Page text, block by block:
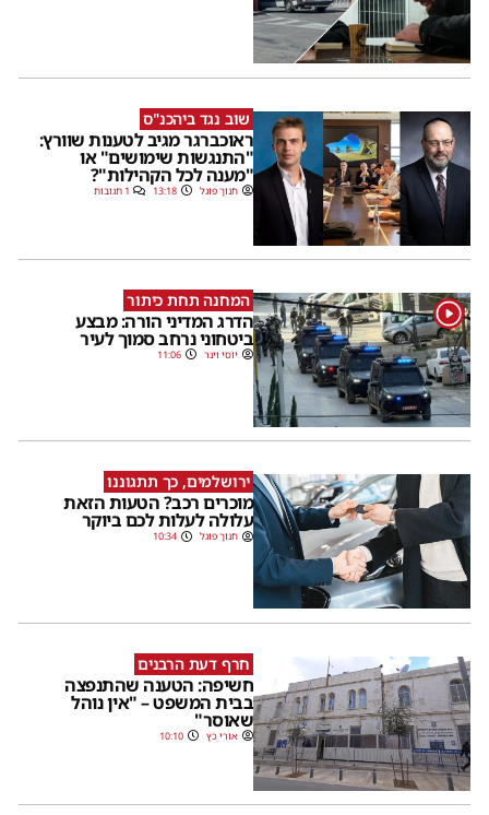
שוב נגד ביהכנ"ס
ראוכברגר מגיב לטענות שוורץ:
"התנגשות שימושים" או
"מענה לכל הקהילות"?
חנוך פוגל 13:18 1 תגובות
1 המחנה תחת כיתור
הדרג המדיני הורה: מבצע
ביטחוני נרחב סמוך לעיר
יוסי וינר 11:06
ירושלמים, כך תתגוננו
מוכרים רכב? הטעות הזאת
עלולה לעלות לכם ביוקר
חנוך פוגל 10:34
חרף דעת הרבנים
חשיפה: הטענה שהתנפצה
בבית המשפט – "אין נוהל
שאוסר"
אורי כץ 10:10